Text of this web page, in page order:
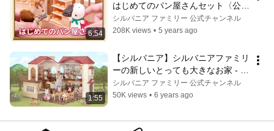
6:54
はじめてのパン屋さんセット〈公
式〉
シルバニア ファミリー 公式チャンネル
208K views • 5 years ago
1:55
【シルバニア】シルバニアファミリ
ーの新しいとっても大きなお家 - は
じめてのシルバニアファミリー ＋
赤い屋根の大きなお家 ｜【公式】
ファミリーあそびかた紹介〈公式〉
シルバニア ファミリー 公式チャンネル
50K views • 6 years ago